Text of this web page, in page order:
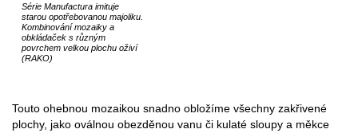
Série Manufactura imituje
starou opotřebovanou majoliku.
Kombinování mozaiky a
obkládaček s různým
povrchem velkou plochu oživí
(RAKO)
Touto ohebnou mozaikou snadno obložíme všechny zakřivené
plochy, jako oválnou obezděnou vanu či kulaté sloupy a měkce